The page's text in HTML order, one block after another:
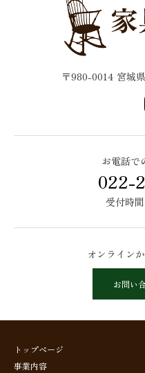
〒980-0014 宮城
お電話で
022-
受付時
オンライン
お問い
トップページ
事業内容